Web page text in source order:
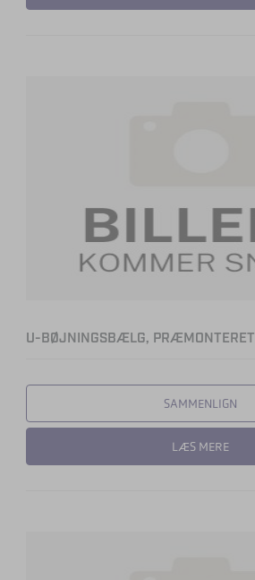
U-BØJNINGSBÆLG, PRÆMONTERET
SAMMENLIGN
LÆS MERE